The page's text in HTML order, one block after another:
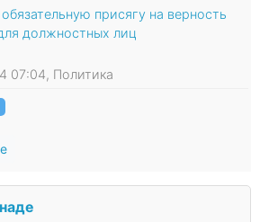
присягу на верность
должностных лиц
07:04, Политика